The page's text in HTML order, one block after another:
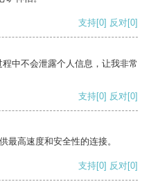
支持[0] 反对[0]
中不会泄露个人信息，让我非常
支持[0] 反对[0]
最高速度和安全性的连接。
支持[0] 反对[0]